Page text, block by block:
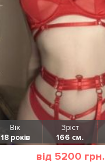
Вік
18 років
Зріст
166 см.
від 5200 грн.